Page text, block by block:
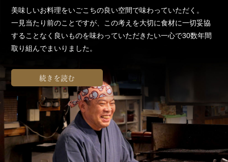
美味しいお料理をいごこちの良い空間で味わっていただく。
一見当たり前のことですが、この考えを大切に食材に一切妥協
することなく良いものを味わっていただきたい一心で30数年間
取り組んでまいりました。
続きを読む